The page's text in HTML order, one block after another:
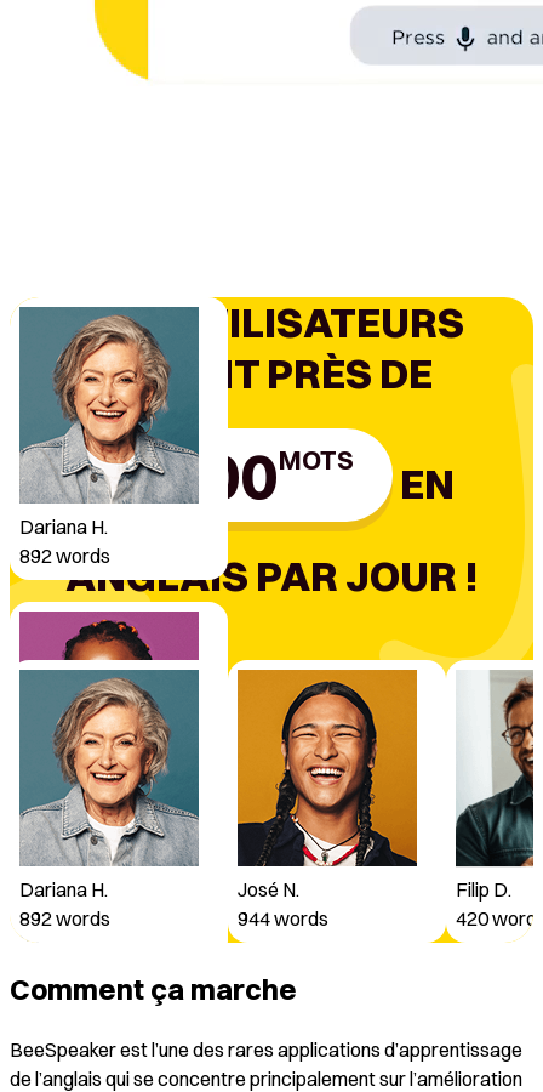
Dariana H.
892 words
944
NOS UTILISATEURS
DISENT PRÈS DE
1000MOTS
EN
ANGLAIS PAR JOUR !
Susanne D.
713words
420 words
Dariana H.
892 words
José N.
944words
Filip D.
420
Comment ça marche
BeeSpeaker est l’une des rares applications d’apprentissage
de l’anglais qui se concentre principalement sur l’amélioration